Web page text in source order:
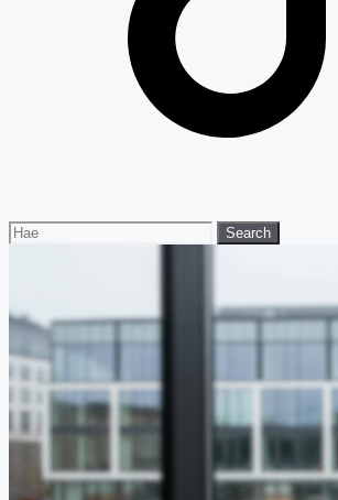
Search
for:
Search